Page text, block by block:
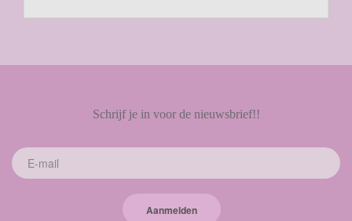
Schrijf je in voor de nieuwsbrief!!
Aanmelden